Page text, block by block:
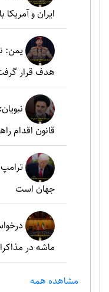
ایران و
یمن:
هدف قرار
قانون اقدام
جهان است
ماشه در
مشاهده همه